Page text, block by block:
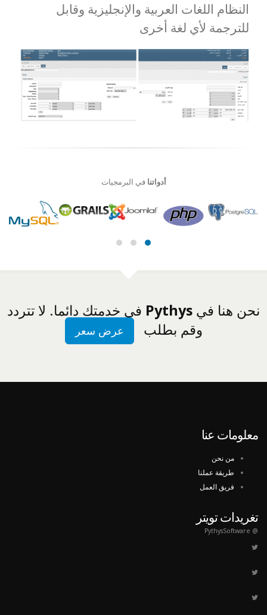
النظام اللغات العربية والإنجليزية وقابل
للترجمة لأي لغة أخرى
أدواتنا في البرمجيات
نحن هنا في Pythys في خدمتك دائما. لا تتردد
وقم بطلب
عرض سعر
معلومات عنا
من نحن
طريقة عملنا
فريق العمل
تغريدات تويتر
@ PythysSoftware